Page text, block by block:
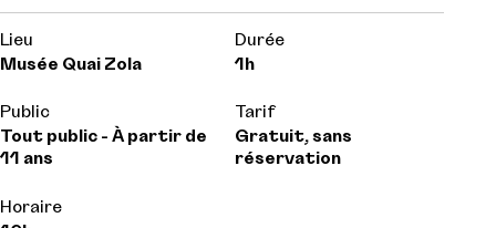
Lieu
Musée Quai Zola
Durée
1h
Public
Tout public - À partir de
11 ans
Tarif
Gratuit, sans
réservation
Horaire